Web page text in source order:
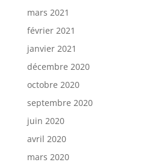
mars 2021
février 2021
janvier 2021
décembre 2020
octobre 2020
septembre 2020
juin 2020
avril 2020
mars 2020